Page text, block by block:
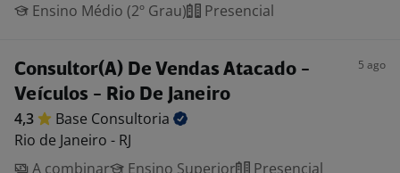
Ensino Médio (2º Grau)
Presencial
Consultor(A) De Vendas Atacado -
Veículos - Rio De Janeiro
5 ago
4,3 Base Consultoria
Rio de Janeiro - RJ
A combinar
Ensino Superior Presencial